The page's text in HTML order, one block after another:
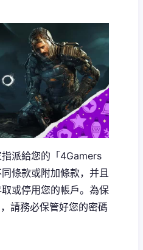
派給您的「4Gamers
條款或附加條款，并且
或停用您的帳戶。為保
請務必保管好您的密碼